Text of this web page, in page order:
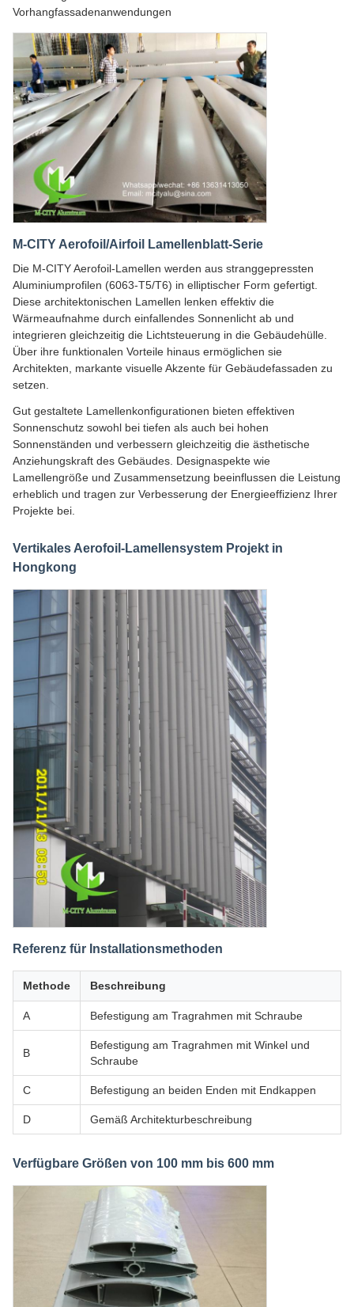
Vorhangfassadenanwendungen
M-CITY Aerofoil/Airfoil Lamellenblatt-Serie
Die M-CITY Aerofoil-Lamellen werden aus stranggepressten
Aluminiumprofilen (6063-T5/T6) in elliptischer Form gefertigt.
Diese architektonischen Lamellen lenken effektiv die
Wärmeaufnahme durch einfallendes Sonnenlicht ab und
integrieren gleichzeitig die Lichtsteuerung in die Gebäudehülle.
Über ihre funktionalen Vorteile hinaus ermöglichen sie
Architekten, markante visuelle Akzente für Gebäudefassaden zu
setzen.
Gut gestaltete Lamellenkonfigurationen bieten effektiven
Sonnenschutz sowohl bei tiefen als auch bei hohen
Sonnenständen und verbessern gleichzeitig die ästhetische
Anziehungskraft des Gebäudes. Designaspekte wie
Lamellengröße und Zusammensetzung beeinflussen die Leistung
erheblich und tragen zur Verbesserung der Energieeffizienz Ihrer
Projekte bei.
Vertikales Aerofoil-Lamellensystem Projekt in
Hongkong
Referenz für Installationsmethoden
Methode Beschreibung
A Befestigung am Tragrahmen mit Schraube
B
Befestigung am Tragrahmen mit Winkel und
Schraube
C Befestigung an beiden Enden mit Endkappen
D Gemäß Architekturbeschreibung
Verfügbare Größen von 100 mm bis 600 mm